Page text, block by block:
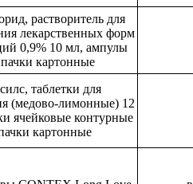
растворитель для
лекарственных форм
0,9% 10 мл, ампулы
картонные
таблетки для
(медово-лимонные) 12
ячейковые контурные
картонные